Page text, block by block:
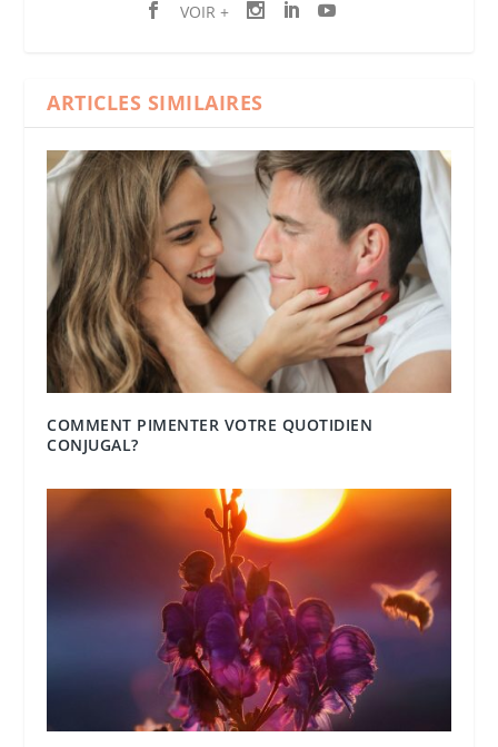
VOIR +
ARTICLES SIMILAIRES
COMMENT PIMENTER VOTRE QUOTIDIEN
CONJUGAL?